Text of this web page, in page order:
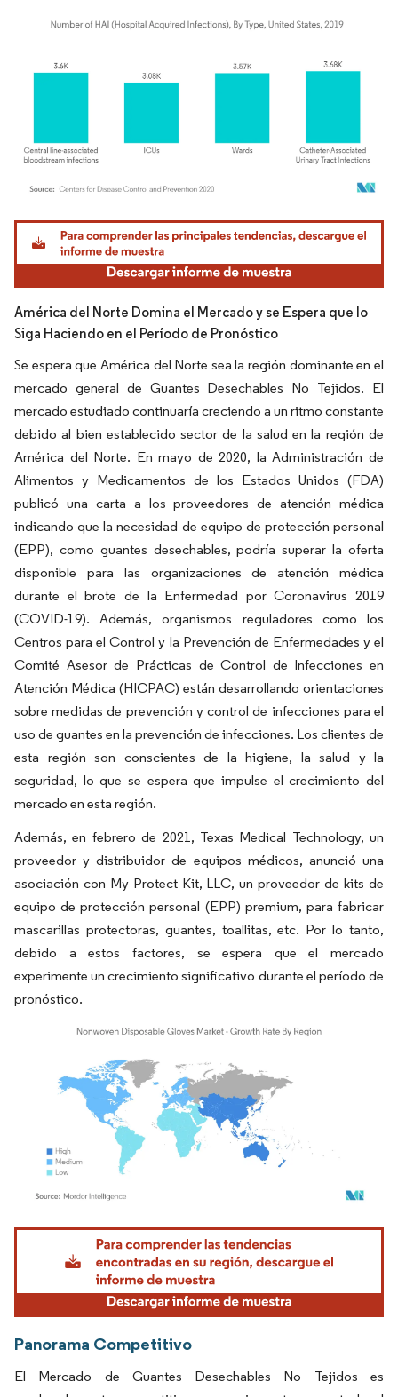
Imagen © Mordor Intelligence. El uso requiere atribución según CC BY 4.0.
América del Norte Domina el Mercado y se Espera que lo
Siga Haciendo en el Período de Pronóstico
Se espera que América del Norte sea la región dominante en el
mercado general de Guantes Desechables No Tejidos. El
mercado estudiado continuaría creciendo a un ritmo constante
debido al bien establecido sector de la salud en la región de
América del Norte. En mayo de 2020, la Administración de
Alimentos y Medicamentos de los Estados Unidos (FDA)
publicó una carta a los proveedores de atención médica
indicando que la necesidad de equipo de protección personal
(EPP), como guantes desechables, podría superar la oferta
disponible para las organizaciones de atención médica
durante el brote de la Enfermedad por Coronavirus 2019
(COVID-19). Además, organismos reguladores como los
Centros para el Control y la Prevención de Enfermedades y el
Comité Asesor de Prácticas de Control de Infecciones en
Atención Médica (HICPAC) están desarrollando orientaciones
sobre medidas de prevención y control de infecciones para el
uso de guantes en la prevención de infecciones. Los clientes de
esta región son conscientes de la higiene, la salud y la
seguridad, lo que se espera que impulse el crecimiento del
mercado en esta región.
Además, en febrero de 2021, Texas Medical Technology, un
proveedor y distribuidor de equipos médicos, anunció una
asociación con My Protect Kit, LLC, un proveedor de kits de
equipo de protección personal (EPP) premium, para fabricar
mascarillas protectoras, guantes, toallitas, etc. Por lo tanto,
debido a estos factores, se espera que el mercado
experimente un crecimiento significativo durante el período de
pronóstico.
Imagen © Mordor Intelligence. El uso requiere atribución según CC BY 4.0.
Panorama Competitivo
El Mercado de Guantes Desechables No Tejidos es